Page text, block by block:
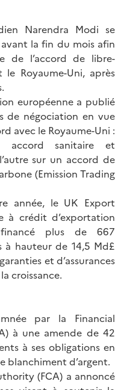
Narendra Modi se
la fin du mois afin
de l’accord de libre-
Royaume-Uni, après
européenne a publié
de négociation en vue
avec le Royaume-Uni :
sanitaire et
sur un accord de
(Emission Trading
année, le UK Export
à crédit d’exportation
plus de 667
à hauteur de 14,5 Md£
et d’assurances
croissance.
par la Financial
à une amende de 42
à ses obligations en
blanchiment d’argent.
(FCA) a annoncé